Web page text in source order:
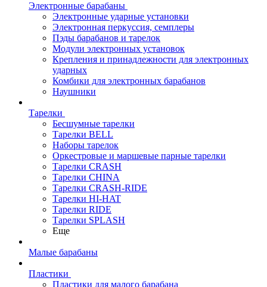
Электронные барабаны
Электронные ударные установки
Электронная перкуссия, семплеры
Пэды барабанов и тарелок
Модули электронных установок
Крепления и принадлежности для электронных
ударных
Комбики для электронных барабанов
Наушники
Тарелки
Бесшумные тарелки
Тарелки BELL
Наборы тарелок
Оркестровые и маршевые парные тарелки
Тарелки CRASH
Тарелки CHINA
Тарелки CRASH-RIDE
Тарелки HI-HAT
Тарелки RIDE
Тарелки SPLASH
Еще
Малые барабаны
Пластики
Пластики для малого барабана